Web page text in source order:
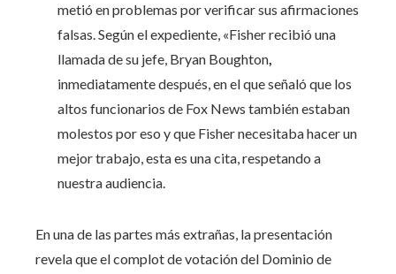
metió en problemas por verificar sus afirmaciones
falsas. Según el expediente, «Fisher recibió una
llamada de su jefe, Bryan Boughton,
inmediatamente después, en el que señaló que los
altos funcionarios de Fox News también estaban
molestos por eso y que Fisher necesitaba hacer un
mejor trabajo, esta es una cita, respetando a
nuestra audiencia.
En una de las partes más extrañas, la presentación
revela que el complot de votación del Dominio de